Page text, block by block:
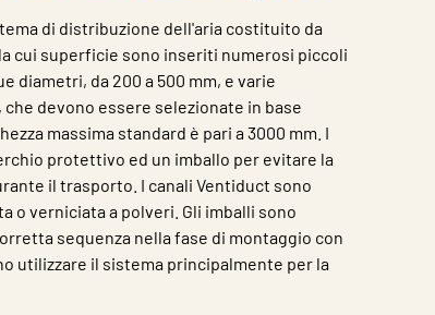
di distribuzione dell'aria costituito da
cui superficie sono inseriti numerosi piccoli
diametri, da 200 a 500 mm, e varie
devono essere selezionate in base
massima standard è pari a 3000 mm. I
protettivo ed un imballo per evitare la
il trasporto. I canali Ventiduct sono
o verniciata a polveri. Gli imballi sono
sequenza nella fase di montaggio con
utilizzare il sistema principalmente per la